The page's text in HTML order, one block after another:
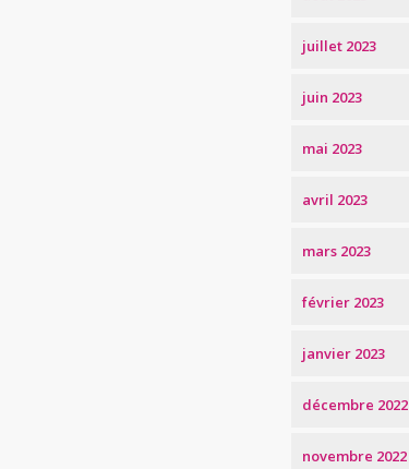
juillet 2023
juin 2023
mai 2023
avril 2023
mars 2023
février 2023
janvier 2023
décembre 2022
novembre 2022